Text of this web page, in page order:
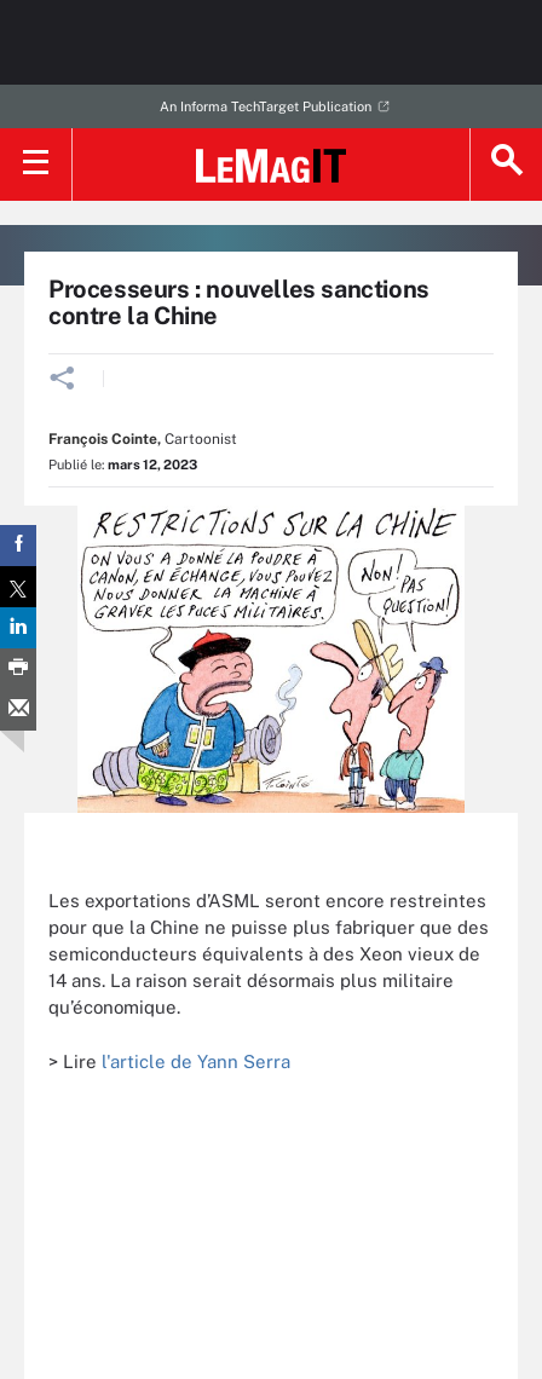
An Informa TechTarget Publication
Processeurs : nouvelles sanctions
contre la Chine
François Cointe, Cartoonist
Publié le: mars 12, 2023
Les exportations d’ASML seront encore restreintes
pour que la Chine ne puisse plus fabriquer que des
semiconducteurs équivalents à des Xeon vieux de
14 ans. La raison serait désormais plus militaire
qu’économique.
> Lire l'article de Yann Serra